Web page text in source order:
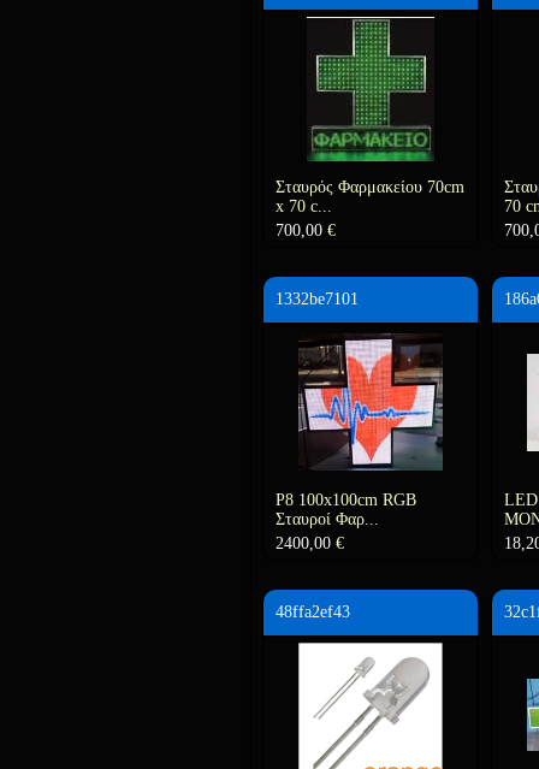
Σταυρός Φαρμακείου 70cm
x 70 c...
700,00 €
70
1332be7101
P8 100x100cm RGB
Σταυροί Φαρ...
2400,00 €
48ffa2ef43